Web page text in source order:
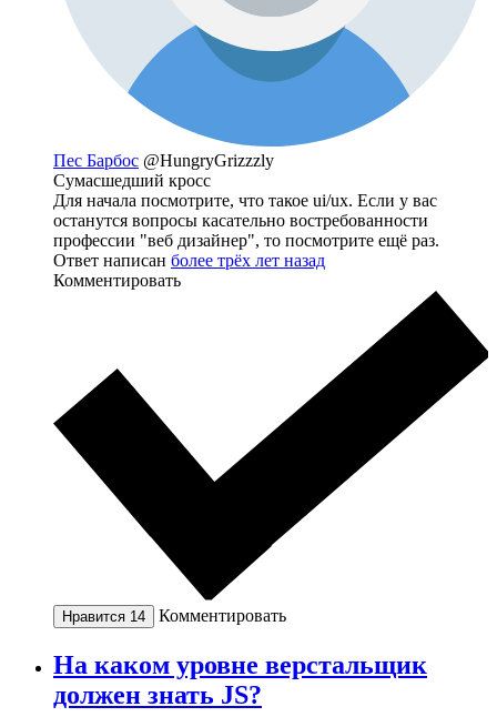
Пес Барбос @HungryGrizzzly
Сумасшедший кросс
Для начала посмотрите, что такое ui/ux. Если у вас
останутся вопросы касательно востребованности
профессии "веб дизайнер", то посмотрите ещё раз.
Ответ написан более трёх лет назад
Комментировать
Нравится 14 Комментировать
На каком уровне верстальщик
должен знать JS?